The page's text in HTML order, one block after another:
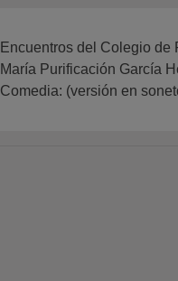
Encuentros del Colegio de
María Purificación García
Comedia: (versión en